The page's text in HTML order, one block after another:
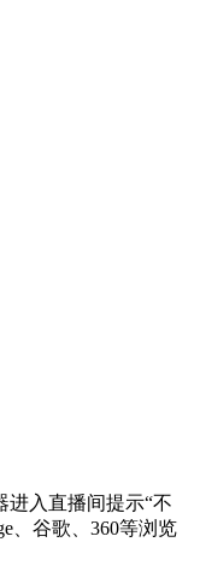
进入直播间提示“不
、谷歌、360等浏览